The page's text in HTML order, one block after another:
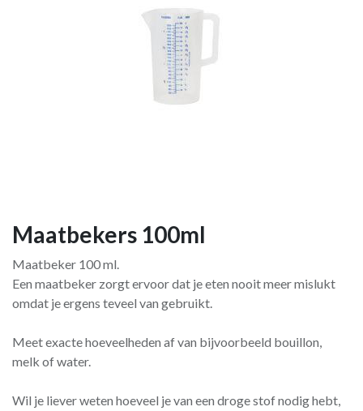
Maatbekers 100ml
Maatbeker 100 ml.
Een maatbeker zorgt ervoor dat je eten nooit meer mislukt
omdat je ergens teveel van gebruikt.
Meet exacte hoeveelheden af van bijvoorbeeld bouillon,
melk of water.
Wil je liever weten hoeveel je van een droge stof nodig hebt,